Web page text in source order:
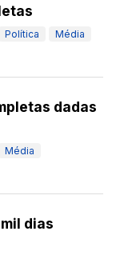
Política Média
dadas
Média
dias